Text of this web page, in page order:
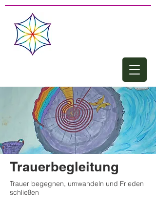
Trauerbegleitung
Trauer begegnen, umwandeln und Frieden
schließen